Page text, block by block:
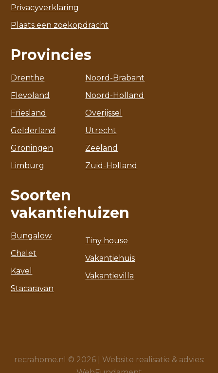
Privacyverklaring
Plaats een zoekopdracht
Provincies
Drenthe
Flevoland
Friesland
Gelderland
Groningen
Limburg
Noord-Brabant
Noord-Holland
Overijssel
Utrecht
Zeeland
Zuid-Holland
Soorten
vakantiehuizen
Bungalow
Chalet
Kavel
Stacaravan
Tiny house
Vakantiehuis
Vakantievilla
recrahome.nl © 2026 | Website realisatie & advies: